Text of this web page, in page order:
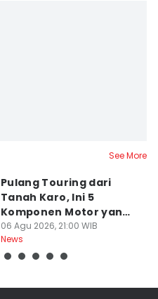
See More
Pulang Touring dari
Tanah Karo, Ini 5
Komponen Motor yang
Wajib Dicek
06 Agu 2026, 21:00 WIB
News